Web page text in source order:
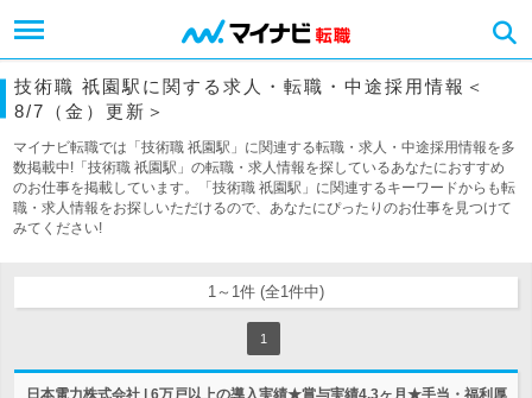
技術職 祇園駅に関する求人・転職・中途採用情報＜
8/7（金）更新＞
マイナビ転職では「技術職 祇園駅」に関連する転職・求人・中途採用情報を多
数掲載中!「技術職 祇園駅」の転職・求人情報を探しているあなたにおすすめ
のお仕事を掲載しています。「技術職 祇園駅」に関連するキーワードからも転
職・求人情報をお探しいただけるので、あなたにぴったりのお仕事を見つけて
みてください!
1～1件 (全1件中)
1
日本電力株式会社 | 6万戸以上の導入実績★賞与実績4.3ヶ月★手当・福利厚